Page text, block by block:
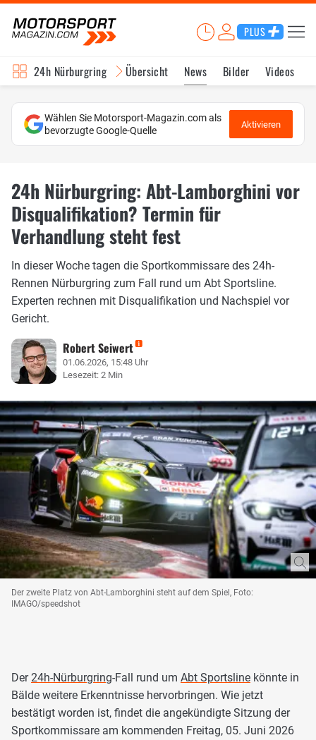
PLUS
24h Nürburgring Übersicht News Bilder Videos
Wählen Sie Motorsport-Magazin.com als
bevorzugte Google-Quelle
Aktivieren
24h Nürburgring: Abt-Lamborghini vor
Disqualifikation? Termin für
Verhandlung steht fest
In dieser Woche tagen die Sportkommissare des 24h-
Rennen Nürburgring zum Fall rund um Abt Sportsline.
Experten rechnen mit Disqualifikation und Nachspiel vor
Gericht.
Robert Seiwert
01.06.2026, 15:48 Uhr
Lesezeit: 2 Min
Der zweite Platz von Abt-Lamborghini steht auf dem Spiel, Foto:
IMAGO/speedshot
Der 24h-Nürburgring-Fall rund um Abt Sportsline könnte in
Bälde weitere Erkenntnisse hervorbringen. Wie jetzt
bestätigt worden ist, findet die angekündigte Sitzung der
Sportkommissare am kommenden Freitag, 05. Juni 2026